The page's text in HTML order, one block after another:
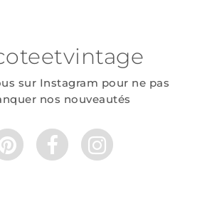
sur Instagram pour ne pas
nos nouveautés